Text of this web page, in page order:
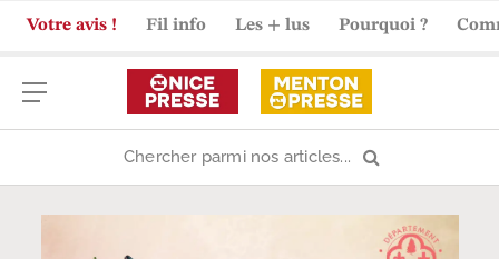
Votre avis ! Fil info Les + lus Pourquoi ?